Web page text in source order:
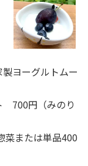
ヨーグルトムー
700円（みのり
菜または単品400